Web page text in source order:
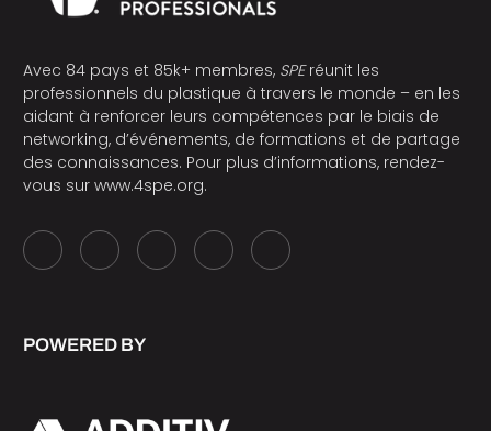
Avec 84 pays et 85k+ membres, SPEréunit les
professionnels du plastique à travers le monde – en les
aidant à renforcer leurs compétences par le biais de
networking, d’événements, de formations et de partage
des connaissances. Pour plus d’informations, rendez-
vous sur www.4spe.org.
POWERED BY